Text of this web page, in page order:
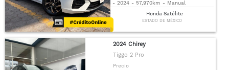
- 2024 - 57,970km - Manual
Honda Satélite
ESTADO DE MÉXICO
2024 Chirey
Tiggo 2 Pro
Precio